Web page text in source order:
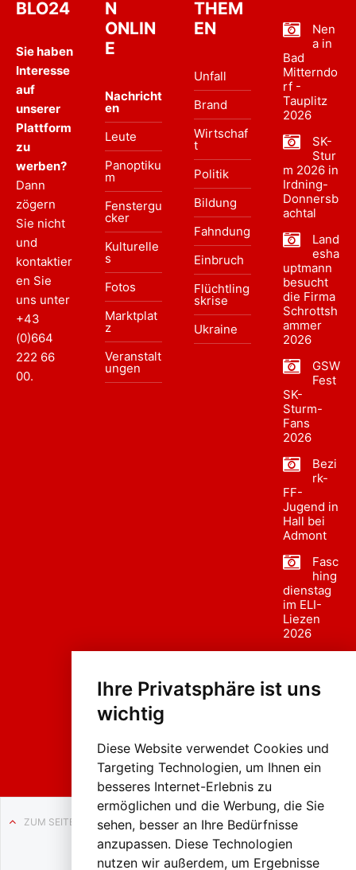
Ihre Privatsphäre ist uns
wichtig
Diese Website verwendet Cookies und
Targeting Technologien, um Ihnen ein
besseres Internet-Erlebnis zu
ermöglichen und die Werbung, die Sie
sehen, besser an Ihre Bedürfnisse
anzupassen. Diese Technologien
nutzen wir außerdem, um Ergebnisse
BLO24
Sie haben
Interesse
auf
unserer
Plattform
zu
werben?
Dann
zögern
Sie nicht
und
kontaktier
en Sie
uns unter
+43
(0)664
222 66
00.
N
ONLIN
E
Nachricht
en
Leute
Panoptiku
m
Fenstergu
cker
Kulturelle
s
Fotos
Marktplat
z
Veranstalt
ungen
THEM
EN
Unfall
Brand
Wirtschaf
t
Politik
Bildung
Fahndung
Einbruch
Flüchtling
skrise
Ukraine
Nen
a in
Bad
Mitterndo
rf -
Tauplitz
2026
SK-
Stur
m 2026 in
Irdning-
Donnersb
achtal
Land
esha
uptmann
besucht
die Firma
Schrottsh
ammer
2026
GSW
Fest
SK-
Sturm-
Fans
2026
Bezi
rk-
FF-
Jugend in
Hall bei
Admont
Fasc
hing
dienstag
im ELI-
Liezen
2026
sumzug
Liezen
ZUM SEITENANFANG
Auf BLO24.at werben?